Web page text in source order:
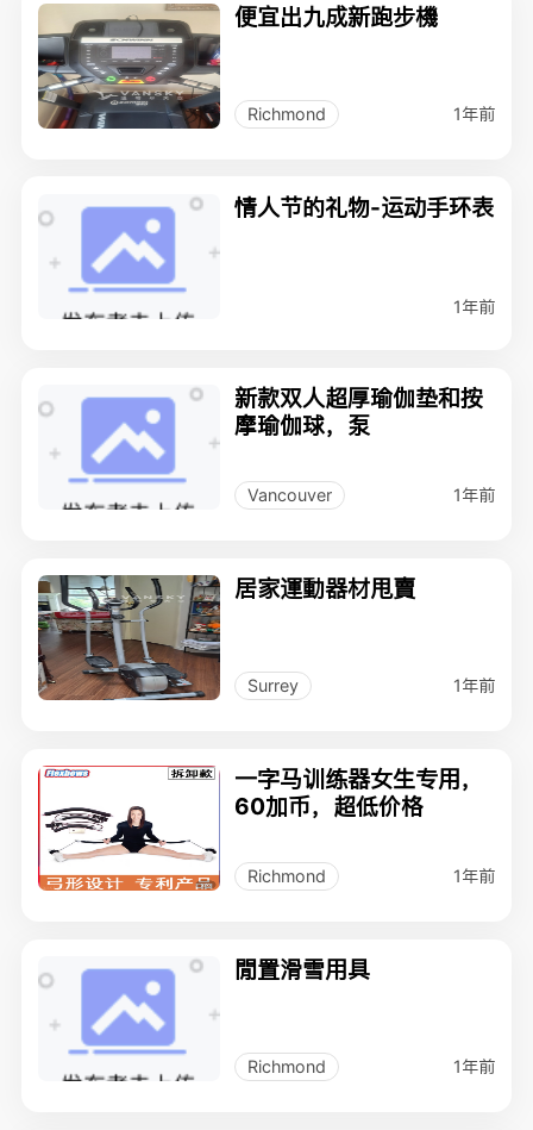
便宜出九成新跑步機
Richmond 1年前
情人节的礼物-运动手环表
1年前
新款双人超厚瑜伽垫和按
摩瑜伽球，泵
Vancouver 1年前
居家運動器材甩賣
Surrey 1年前
一字马训练器女生专用，
60加币，超低价格
Richmond 1年前
閒置滑雪用具
Richmond 1年前